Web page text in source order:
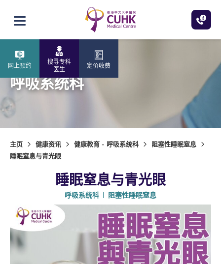
打开选单
网上预约
搜寻专科
医生
定价收费
呼吸系统科
主页 健康资讯 健康教育 - 呼吸系统科
阻塞性睡眠窒息
睡眠窒息与青光眼
睡眠窒息与青光眼
呼吸系统科 阻塞性睡眠窒息